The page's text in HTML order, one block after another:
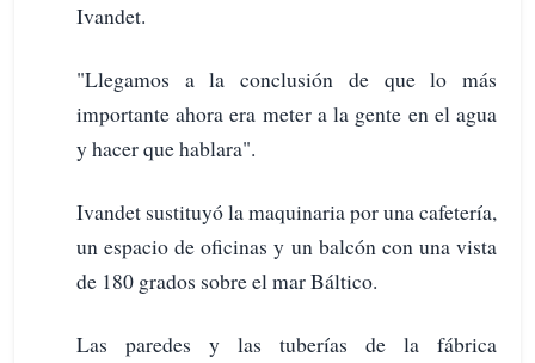
Ivandet.
"Llegamos a la conclusión de que lo más
importante ahora era meter a la gente en el agua
y hacer que hablara".
Ivandet sustituyó la maquinaria por una cafetería,
un espacio de oficinas y un balcón con una vista
de 180 grados sobre el mar Báltico.
Las paredes y las tuberías de la fábrica